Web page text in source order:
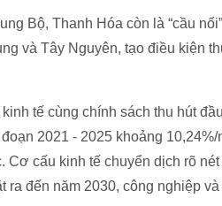
Bộ, Thanh Hóa còn là “cầu
và Tây Nguyên, tạo điều kiện
tế cùng chính sách thu hút
2021 - 2025 khoảng
cấu kinh tế chuyển dịch rõ
ra đến năm 2030, công nghiệp